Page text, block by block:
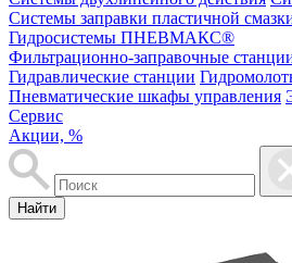
Системы заправки пластичной
Гидросистемы ПНЕВМАКС®
Фильтрационно-заправочные
Гидравлические станции
Пневматические шкафы управления
Сервис
Акции, %
Найти